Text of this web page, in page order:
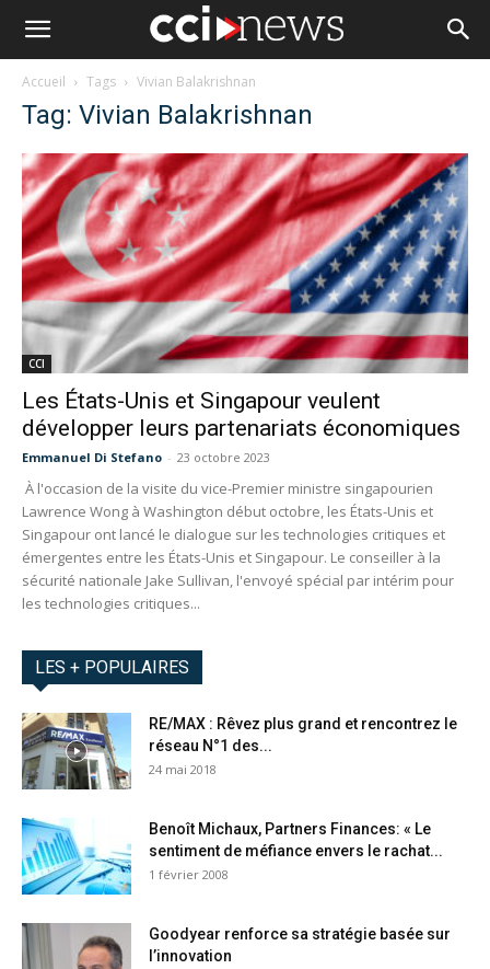
Accueil Tags Vivian Balakrishnan
Tag: Vivian Balakrishnan
CCI
Les États-Unis et Singapour veulent
développer leurs partenariats économiques
Emmanuel Di Stefano - 23 octobre 2023
À l'occasion de la visite du vice-Premier ministre singapourien
Lawrence Wong à Washington début octobre, les États-Unis et
Singapour ont lancé le dialogue sur les technologies critiques et
émergentes entre les États-Unis et Singapour. Le conseiller à la
sécurité nationale Jake Sullivan, l'envoyé spécial par intérim pour
les technologies critiques...
LES + POPULAIRES
RE/MAX : Rêvez plus grand et rencontrez le
réseau N°1 des...
24 mai 2018
Benoît Michaux, Partners Finances: « Le
sentiment de méfiance envers le rachat...
1 février 2008
Goodyear renforce sa stratégie basée sur
l’innovation